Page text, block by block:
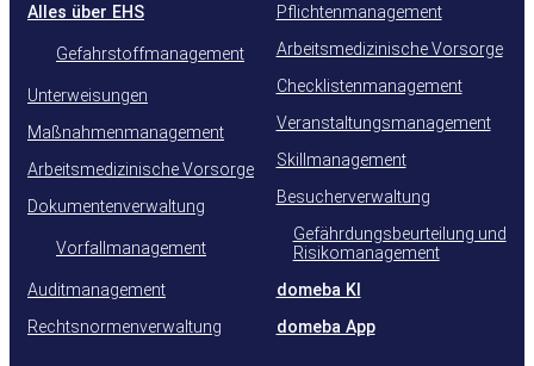
Alles über EHS
Gefahrstoffmanagement
Unterweisungen
Maßnahmenmanagement
Arbeitsmedizinische Vorsorge
Dokumentenverwaltung
Vorfallmanagement
Auditmanagement
Rechtsnormenverwaltung
Pflichtenmanagement
Arbeitsmedizinische Vorsorge
Checklistenmanagement
Veranstaltungsmanagement
Skillmanagement
Besucherverwaltung
Gefährdungsbeurteilung und
Risikomanagement
domeba KI
domeba App